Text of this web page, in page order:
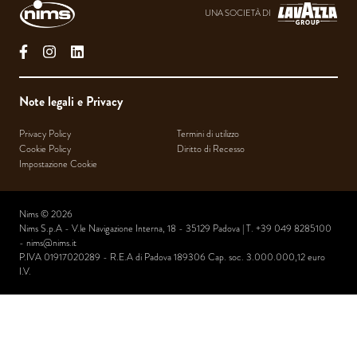
UNA SOCIETÀ DI
facebook
instagramlinkedin
Note legali e Privacy
Privacy Policy
Cookie Policy
Impostazione Cookie
Termini di utilizzo
Diritto di Recesso
Nims © 2026
Nims S.p.A - V.le Navigazione Interna, 18 - 35129 Padova | T. +39 049 8285100
- nims@nims.it
P.IVA 01917020289 - R.E.A di Padova 189306 Cap. soc. 3.000.000,12 euro
I.V.